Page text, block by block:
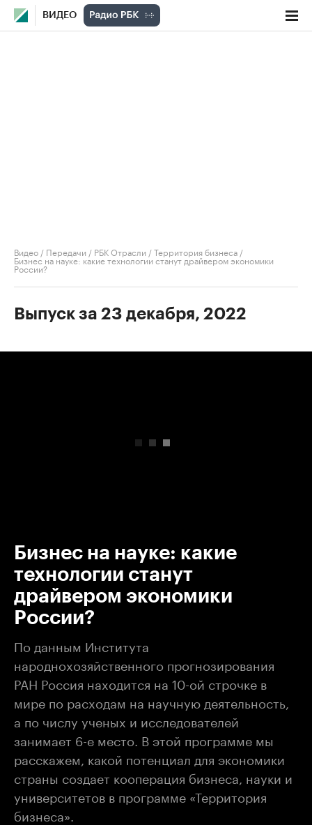
ВИДЕО
Видео / Передачи / РБК Отрасли / Территория бизнеса /
Бизнес на науке: какие технологии станут драйвером экономики
России?
Выпуск за 23 декабря, 2022
Бизнес на науке: какие
технологии станут
драйвером экономики
России?
По данным Института
народнохозяйственного прогнозирования
РАН Россия находится на 10-ой строчке в
мире по расходам на научную деятельность,
а по числу ученых и исследователей
занимает 6-е место. В этой программе мы
расскажем, какой потенциал для экономики
страны создает кооперация бизнеса, науки и
университетов в программе «Территория
бизнеса».